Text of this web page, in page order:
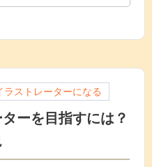
ラストレーターになる
ーを目指すには？